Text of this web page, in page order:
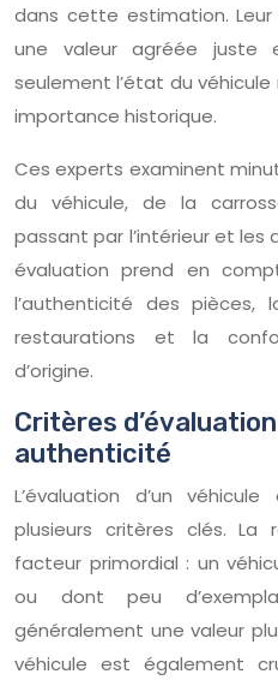
dans cette estimation.
une valeur agréée juste
seulement l’état du
importance historique.
Ces experts examinent
du véhicule, de la
passant par l’intérieur et les
évaluation prend en
l’authenticité des pièces,
restaurations et la
d’origine.
Critères
authenticité
L’évaluation d’un
plusieurs critères clés.
facteur primordial : un
ou dont peu
généralement une valeur
véhicule est également